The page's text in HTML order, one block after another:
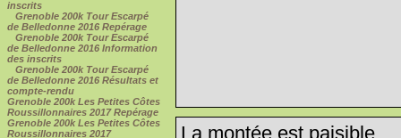
inscrits
Grenoble 200k Tour Escarpé
de Belledonne 2016 Repérage
Grenoble 200k Tour Escarpé
de Belledonne 2016 Information
des inscrits
Grenoble 200k Tour Escarpé
de Belledonne 2016 Résultats et
compte-rendu
Grenoble 200k Les Petites Côtes
Roussillonnaires 2017 Repérage
Grenoble 200k Les Petites Côtes
Roussillonnaires 2017
La montée est paisible...